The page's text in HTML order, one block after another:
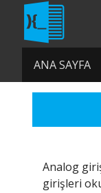
ANA SAYFA
Analog
girişleri